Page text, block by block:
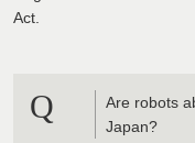
Act.
Q
Are robots
Japan?